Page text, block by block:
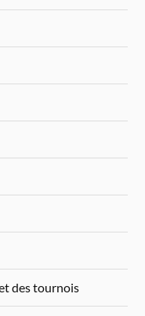
des tournois